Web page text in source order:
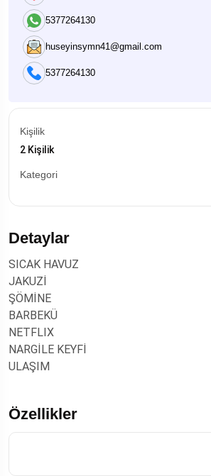
5377264130
huseyinsymn41@gmail.com
5377264130
Kişilik
2 Kişilik
Kategori
Detaylar
SICAK HAVUZ
JAKUZİ
ŞÖMİNE
BARBEKÜ
NETFLIX
NARGİLE KEYFİ
ULAŞIM
Özellikler